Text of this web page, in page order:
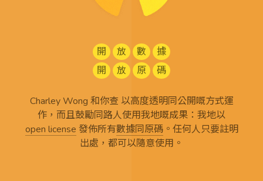
開 放 數
據
開
放 原 碼
Charley Wong 和你查 以高度透明同公開嘅方式運
作，而且鼓勵同路人使用我地嘅成果：我地以
open license 發佈所有數據同原碼。任何人只要註明
出處，都可以隨意使用。